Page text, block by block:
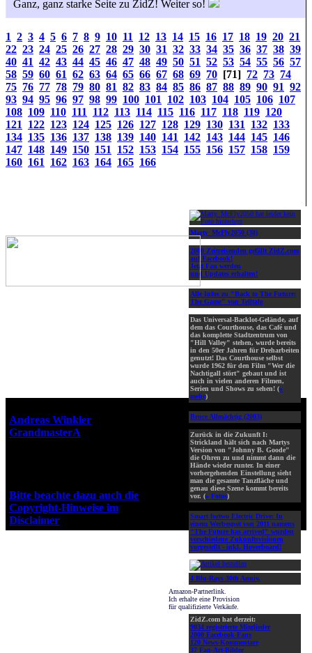
Ganz, ganz starke Seite zu ZidZ! Weiter so!
1 2 3 4 5 6 7 8 9 10 11 12 13 14 15 16 17 18 19 20 21
22 23 24 25 26 27 28 29 30 31 32 33 34 35 36 37 38 39
40 41 42 43 44 45 46 47 48 49 50 51 52 53 54 55 56 57
58 59 60 61 62 63 64 65 66 67 68 69 70 [71] 72 73 74
75 76 77 78 79 80 81 82 83 84 85 86 87 88 89 90 91 92
93 94 95 96 97 98 99 100 101 102 103 104 105 106 107
108 109 110 111 112 113 114 115 116 117 118 119 120
121
122 123 124 125 126 127 128 129 130 131 132 133
134 135 136 137 138 139 140 141 142 143 144 145 146
147 148 149 150 151 152 153 154 155 156 157 158 159
160 161 162 163 164 165 166
Marty_McFly2050 (38)
2000 Zeitreisenden gefällt ZidZ.com
auf Facebook!
Jetzt Fan werden
und Updates erhalten!
Alle Infos zu "Back to The Future:
The Game" von Telltale
Das Universal-Backlot-Gelände, auf
dem das Courthouse, das Café und
das komplette Stadtzentrum von
"Hill Valley" stehen, wurde bereits
in den 50er Jahren für Dreharbeiten
genutzt! Das Courthouse selbst
wurde 1962 für den Film "Wer die
Nachtigall stört" gebaut und ist
auch in vielen anderen Filmen,
Serien und Shows zu sehen! (»
mehr)
Bruce Allmächtig (2003)
Zurück in die Zukunft I:
Strickland hält sich nach Martys
Version von "Johnny B. Goode"
die Ohren zu und nimmt dann die
Hände wieder runter. In einer
vorhergehenden Einstellung sieht
man die gesamte Tanzfläche und
genau diese Szene kommt bereits
vor. (» Fotos)
Smart fortwo Electric Drive: In
einem Werbespot von 2011 namens
"The Future has arrived" wurden
verschiedene Zukunftsvisionen
vorgestellt - inkl. Hoverboard!
4 Blu-Rays 30th Anniv.
Amazon-Partnerlink.
Ich erhalte eine Provision
für qualifizierte Verkäufe.
ZidZ.com hat derzeit:
9034 registrierte Mitglieder
2000 Facebook-Fans
120 News-Kommentare
37 Fan-Art-Bilder
Andreas Winkler
GrandmasterA
Bitte beachte dazu auch die
Copyright-Hinweise im
Disclaimer